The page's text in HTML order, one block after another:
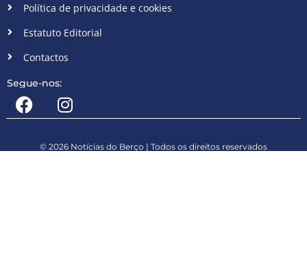
Política de privacidade e cookies
Estatuto Editorial
Contactos
Segue-nos:
© 2026 Notícias do Berço | Todos os direitos reservados